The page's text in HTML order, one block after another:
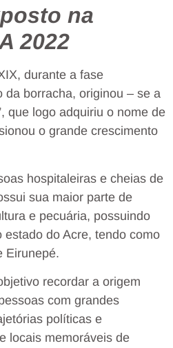
na
2022
durante a fase
da borracha, originou – se a
que logo adquiriu o nome de
o grande crescimento
hospitaleiras e cheias de
sua maior parte de
e pecuária, possuindo
do Acre, tendo como
Eirunepé.
recordar a origem
com grandes
políticas e
locais memoráveis de